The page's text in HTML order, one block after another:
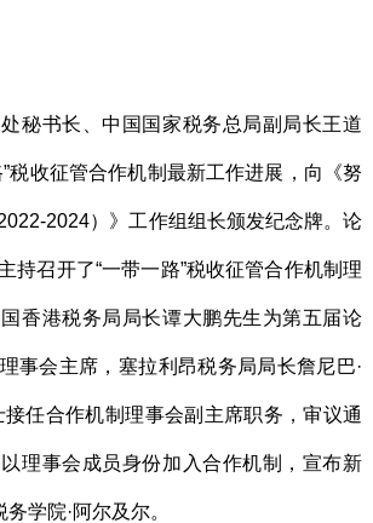
书长、中国国家税务总局副局长王道
税收征管合作机制最新工作进展，向《努
2024）》工作组组长颁发纪念牌。论
持召开了“一带一路”税收征管合作机制理
香港税务局局长谭大鹏先生为第五届论
事会主席，塞拉利昂税务局局长詹尼巴·
接任合作机制理事会副主席职务，审议通
理事会成员身份加入合作机制，宣布新
学院·阿尔及尔。